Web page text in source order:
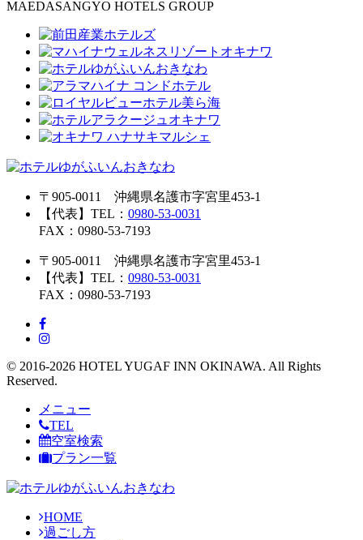
MAEDASANGYO HOTELS GROUP
〒905-0011 沖縄県名護市字宮里453-1
【代表】TEL： 0980-53-0031
FAX：0980-53-7193
〒905-0011 沖縄県名護市字宮里453-1
【代表】TEL： 0980-53-0031
FAX：0980-53-7193
© 2016-2026 HOTEL YUGAF INN OKINAWA. All Rights
Reserved.
メニュー
TEL
空室検索
プラン一覧
HOME
過ごし方